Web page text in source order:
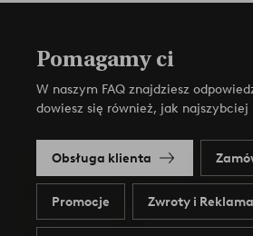
Pomagamy ci
W naszym FAQ znajdziesz
dowiesz się również, jak
Obsługa klienta
Promocje Zwroty i